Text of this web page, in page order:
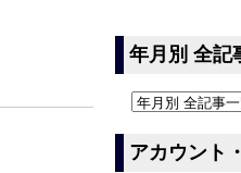
年月別 全記
アカウント